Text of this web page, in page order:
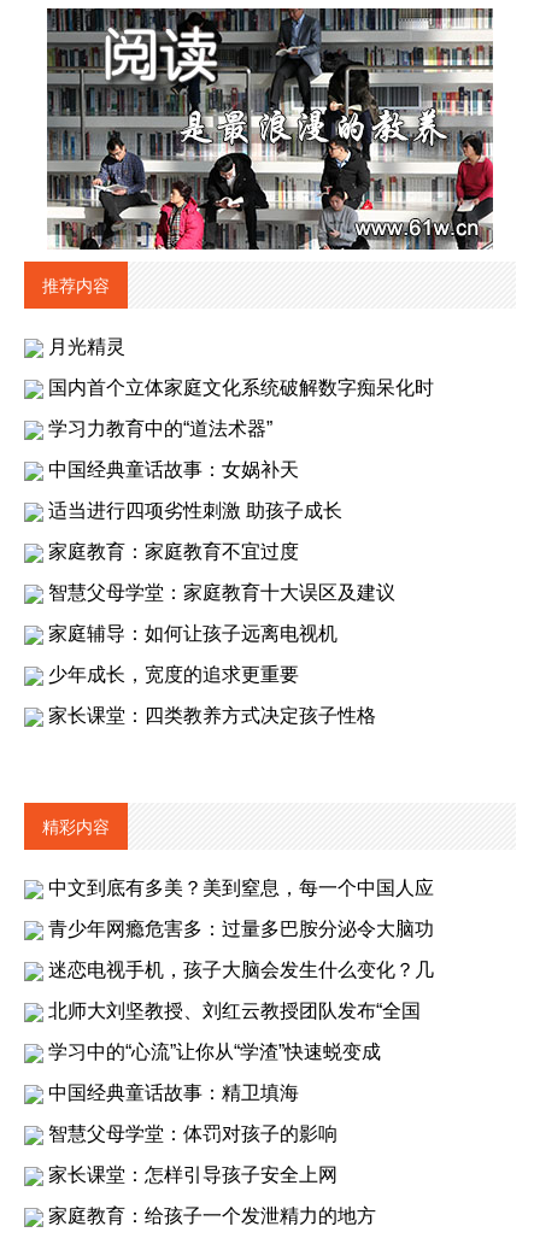
推荐内容
月光精灵
国内首个立体家庭文化系统破解数字痴呆化时
学习力教育中的“道法术器”
中国经典童话故事：女娲补天
适当进行四项劣性刺激 助孩子成长
家庭教育：家庭教育不宜过度
智慧父母学堂：家庭教育十大误区及建议
家庭辅导：如何让孩子远离电视机
少年成长，宽度的追求更重要
家长课堂：四类教养方式决定孩子性格
精彩内容
中文到底有多美？美到窒息，每一个中国人应
青少年网瘾危害多：过量多巴胺分泌令大脑功
迷恋电视手机，孩子大脑会发生什么变化？几
北师大刘坚教授、刘红云教授团队发布“全国
学习中的“心流”让你从“学渣”快速蜕变成
中国经典童话故事：精卫填海
智慧父母学堂：体罚对孩子的影响
家长课堂：怎样引导孩子安全上网
家庭教育：给孩子一个发泄精力的地方